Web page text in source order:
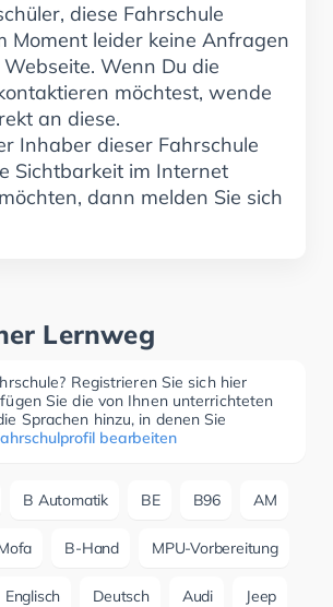
diese Fahrschule
Moment leider keine Anfragen
Wenn Du die
möchtest, wende
an diese.
Inhaber dieser Fahrschule
Sichtbarkeit im Internet
dann melden Sie sich
Lernweg
Registrieren Sie sich hier
Sie die von Ihnen unterrichteten
Sprachen hinzu, in denen Sie
bearbeiten
B Automatik BE B96 AM
B-Hand MPU-Vorbereitung
Englisch Deutsch Audi Jeep